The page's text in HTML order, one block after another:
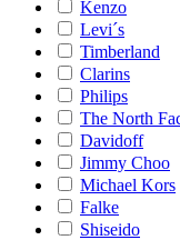
Kenzo
Levi´s
Timberland
Clarins
Philips
The North
Davidoff
Jimmy Choo
Michael Kors
Falke
Shiseido